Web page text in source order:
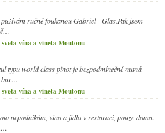
ručně foukanou Gabriel - Glas.Pak jsem
vína a viněta Moutonu
typu world class pinot je bezpodmínečně nutná
bur…
vína a viněta Moutonu
nepodnikám, víno a jídlo v restaraci, pouze doma.